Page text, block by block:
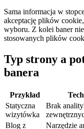
Sama informacja w
akceptację plików
wyboru. Z kolei baner
stosowanych plików
Typ strony a
banera
Przykład
Statyczna
wizytówka
Brak
Blog z
Narzędzie